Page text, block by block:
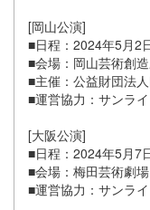
[岡山公演]
■日程：2024年5月2
■会場：岡山芸術創
■主催：公益財団法
■運営協力：サンラ
[大阪公演]
■日程：2024年5月7
■会場：梅田芸術劇
■運営協力：サンラ